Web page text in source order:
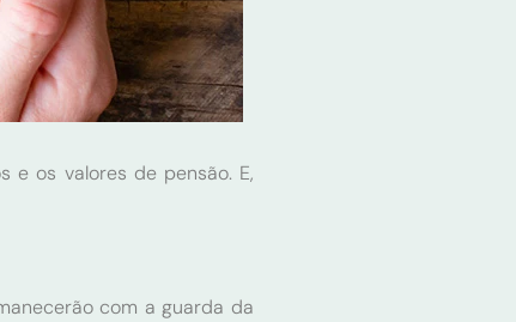
os valores de pensão. E,
com a guarda da